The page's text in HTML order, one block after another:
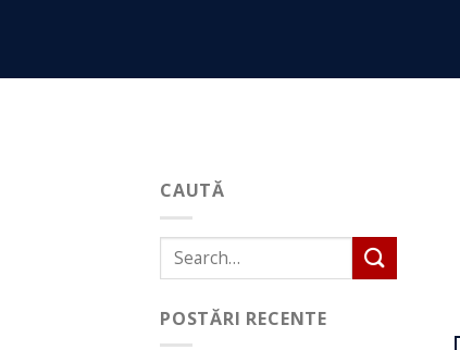
CAUTĂ
POSTĂRI RECENTE